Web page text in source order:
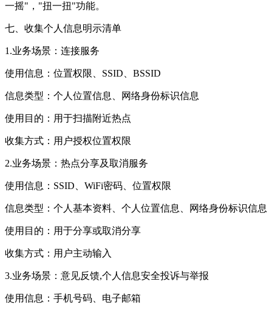
一摇"，"扭一扭"功能。
七、收集个人信息明示清单
1.业务场景：连接服务
使用信息：位置权限、SSID、BSSID
信息类型：个人位置信息、网络身份标识信息
使用目的：用于扫描附近热点
收集方式：用户授权位置权限
2.业务场景：热点分享及取消服务
使用信息：SSID、WiFi密码、位置权限
信息类型：个人基本资料、个人位置信息、网络身份标识信息
使用目的：用于分享或取消分享
收集方式：用户主动输入
3.业务场景：意见反馈,个人信息安全投诉与举报
使用信息：手机号码、电子邮箱